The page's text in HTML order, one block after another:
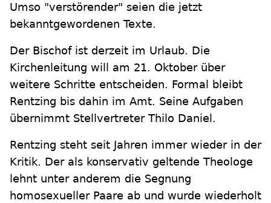
Umso "verstörender" seien die jetzt
bekanntgewordenen Texte.
Der Bischof ist derzeit im Urlaub. Die
Kirchenleitung will am 21. Oktober über
weitere Schritte entscheiden. Formal bleibt
Rentzing bis dahin im Amt. Seine Aufgaben
übernimmt Stellvertreter Thilo Daniel.
Rentzing steht seit Jahren immer wieder in der
Kritik. Der als konservativ geltende Theologe
lehnt unter anderem die Segnung
homosexueller Paare ab und wurde wiederholt